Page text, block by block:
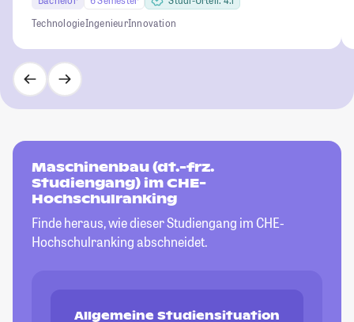
TechnologieIngenieurInnovation
Maschinenbau (dt.-frz.
Studiengang) im CHE-
Hochschulranking
Finde heraus, wie dieser Studiengang im CHE-
Hochschulranking abschneidet.
Allgemeine Studiensituation